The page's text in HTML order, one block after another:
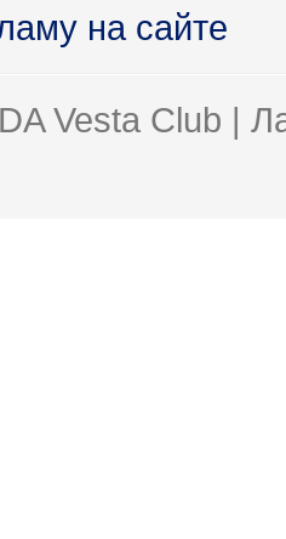
на сайте
Vesta Club |